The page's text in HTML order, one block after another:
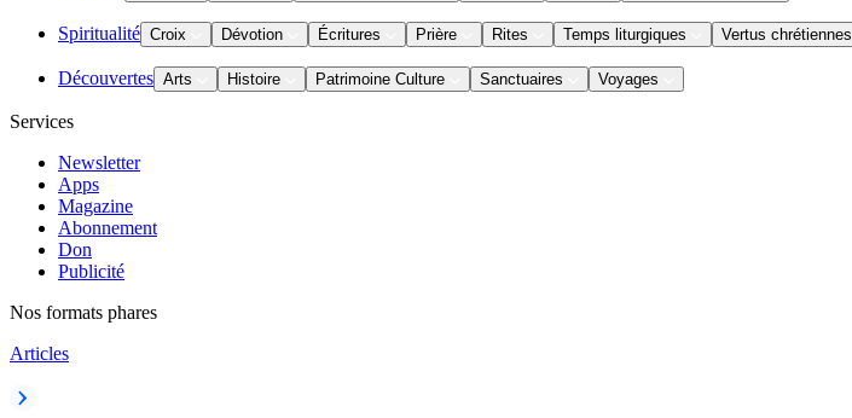
Spiritualité Croix Dévotion Écritures Prière Rites Temps liturgiques Vertus chrétiennes
Découvertes Arts Histoire Patrimoine Culture Sanctuaires Voyages
Services
Newsletter
Apps
Magazine
Abonnement
Don
Publicité
Nos formats phares
Articles